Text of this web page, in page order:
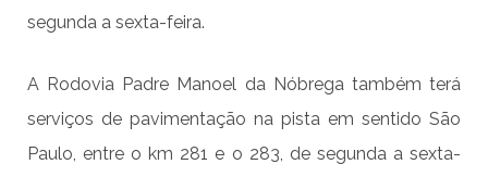
segunda a sexta-feira.
A Rodovia Padre Manoel da Nóbrega também terá
serviços de pavimentação na pista em sentido São
Paulo, entre o km 281 e o 283, de segunda a sexta-